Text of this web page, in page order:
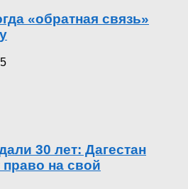
«обратная связь»
30 лет: Дагестан
на свой